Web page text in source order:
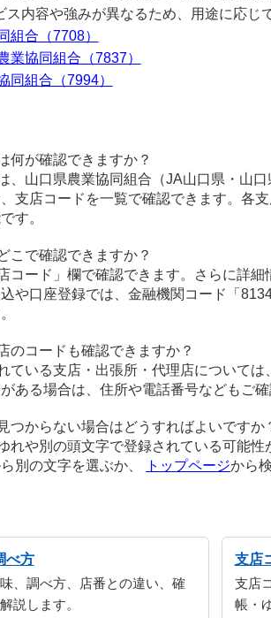
ス内容や強みが異なるため、用途に応じ
組合（7708）
業協同組合（7837）
同組合（7994）
何が確認できますか？
、山口県農業協同組合（JA山口県・山
支店コードを一覧で確認できます。各
す。
こで確認できますか？
コード」欄で確認できます。さらに詳
や口座登録では、金融機関コード「
のコードも確認できますか？
ている支店・出張所・代理店について
ある場合は、住所や電話番号などもご確
つからない場合はどうすればよいですか
れや別の頭文字で登録されている可能性
別の文字を選ぶか、 トップページから
べ方
、調べ方、店番との違い、確
説します。
支店
支店
帳・